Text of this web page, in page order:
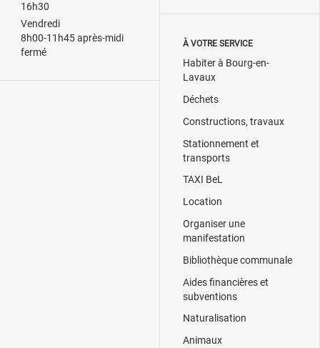
16h30
Vendredi
8h00-11h45 après-midi
fermé
À VOTRE SERVICE
Habiter à Bourg-en-
Lavaux
Déchets
Constructions, travaux
Stationnement et
transports
TAXI BeL
Location
Organiser une
manifestation
Bibliothèque communale
Aides financières et
subventions
Naturalisation
Animaux